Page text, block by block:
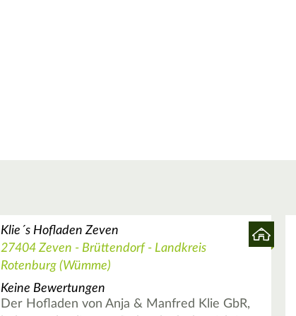
Klie´s Hofladen Zeven
27404 Zeven - Brüttendorf - Landkreis
Rotenburg (Wümme)
Keine Bewertungen
Der Hofladen von Anja & Manfred Klie GbR,